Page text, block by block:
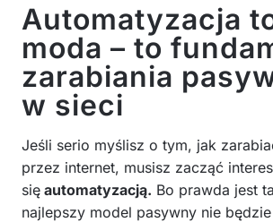
Automatyzacja
moda – to
zarabiania
w sieci
Jeśli serio myślisz o tym, jak
przez internet, musisz zacząć
się automatyzacją. Bo prawda jest
najlepszy model pasywny nie będzie